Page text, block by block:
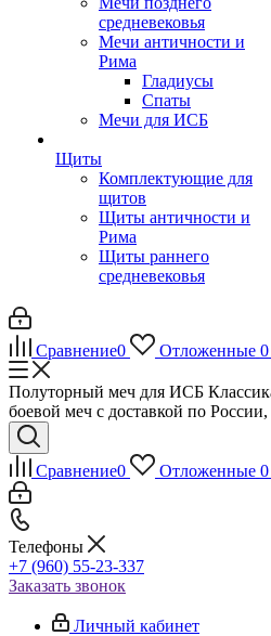
средневековья
Мечи античности и
Рима
Гладиусы
Спаты
Мечи для ИСБ
Щиты
Комплектующие для
щитов
Щиты античности и
Рима
Щиты раннего
средневековья
Сравнение0 Отложенные 0
Полуторный меч для ИСБ
боевой меч с доставкой по
Сравнение0 Отложенные 0
Телефоны
+7 (960) 55-23-337
Заказать звонок
Личный кабинет